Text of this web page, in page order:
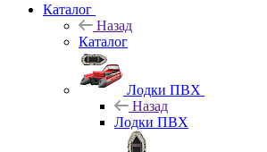
Каталог
Назад
Каталог
Лодки ПВХ
Назад
Лодки ПВХ